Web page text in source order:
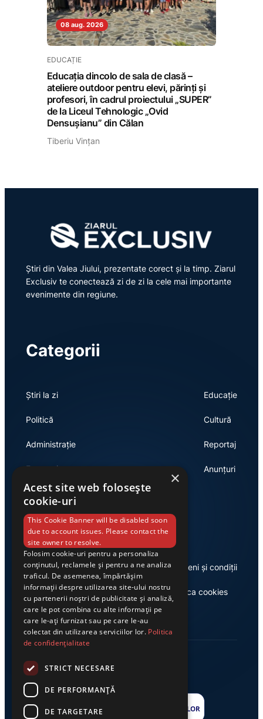
08 aug. 2026
EDUCAȚIE
Educația dincolo de sala de clasă –
ateliere outdoor pentru elevi, părinți și
profesori, în cadrul proiectului „SUPER”
de la Liceul Tehnologic „Ovid
Densușianu” din Călan
Tiberiu Vințan
Știri din Valea Jiului, prezentate corect și la timp. Ziarul
Exclusiv te conectează zi de zi la cele mai importante
evenimente din regiune.
Categorii
Știri la zi
Politică
Administrație
Economie
Educație
Cultură
Reportaj
Anunțuri
Link-uri utile
Despre noi
Casa de editură Exclusiv
Termeni și condiții
Politica cookies
×
Acest site web folosește
cookie-uri
This Cookie Banner will be disabled soon
due to account issues. Please contact the
site owner to resolve.
Folosim cookie-uri pentru a personaliza
conținutul, reclamele și pentru a ne analiza
traficul. De asemenea, împărtășim
informații despre utilizarea site-ului nostru
cu partenerii noștri de publicitate și analiză,
care le pot combina cu alte informații pe
care le-ați furnizat sau pe care le-au
colectat din utilizarea serviciilor lor. Politica
de confidențialitate
STRICT NECESARE
DE PERFORMANȚĂ
DE TARGETARE